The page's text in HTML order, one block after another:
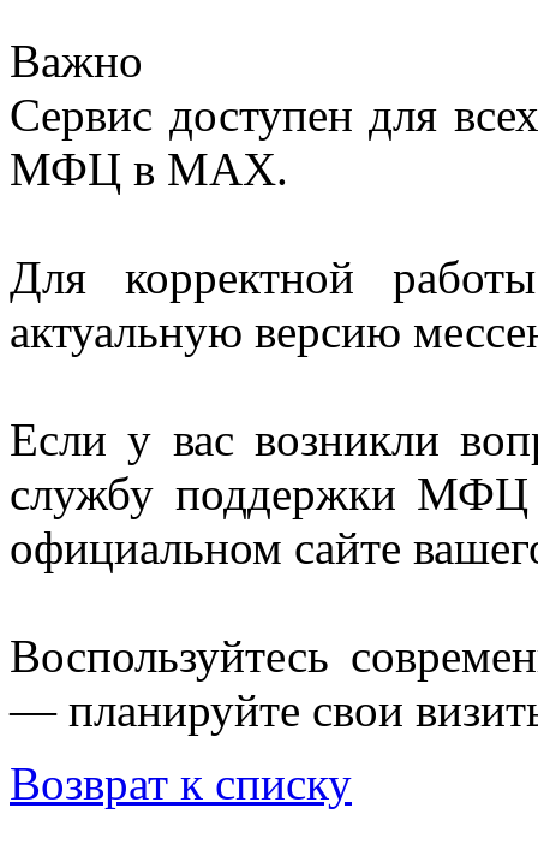
Важно
Сервис доступен для
МФЦ в MAX.
Для корректной работы
актуальную версию
Если у вас возникли
службу поддержки МФЦ
официальном сайте
Воспользуйтесь
— планируйте свои
Возврат к списку